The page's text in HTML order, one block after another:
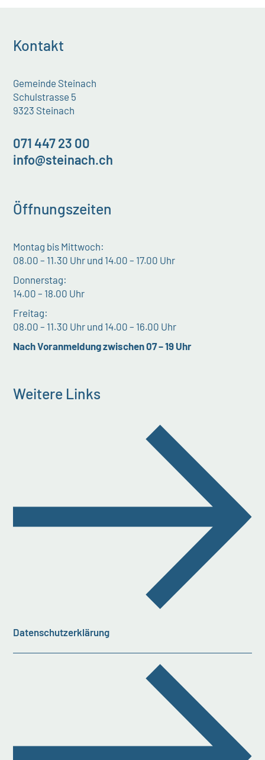
Kontakt
Gemeinde Steinach
Schulstrasse 5
9323 Steinach
071 447 23 00
info@steinach.ch
Öffnungszeiten
Montag bis Mittwoch:
08.00 – 11.30 Uhr und 14.00 – 17.00 Uhr
Donnerstag:
14.00 – 18.00 Uhr
Freitag:
08.00 – 11.30 Uhr und 14.00 – 16.00 Uhr
Nach Voranmeldung zwischen 07 – 19 Uhr
Weitere Links
Datenschutzerklärung